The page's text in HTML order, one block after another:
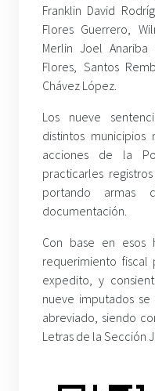
Franklin David
Flores Guerrero,
Merlin Joel
Flores, Santos
Chávez López.
Los nueve
distintos
acciones de la
practicarles
portando
documentación.
Con base en esos
requerimiento
expedito, y
nueve imputados
abreviado, siendo
Letras de la Sección